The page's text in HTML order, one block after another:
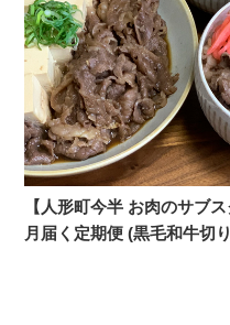
【人形町今半 お肉のサブ
月届く定期便 (黒毛和牛切